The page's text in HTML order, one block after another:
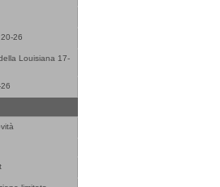
26
Louisiana 17-